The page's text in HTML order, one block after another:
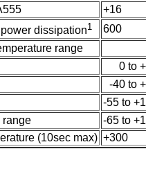
+16
dissipation1
600
range
0 to
-40 to
-55 to
range
-65 to
(10sec max) +300